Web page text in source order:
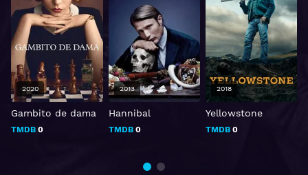
Gambito de dama
TMDB 0
2020
Hannibal
TMDB0
2013
Yellowstone
TMDB0
2018